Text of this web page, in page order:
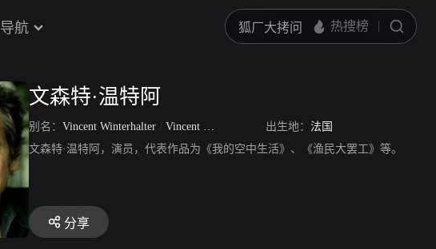
导航
文森特·温特阿
别名： Vincent Winterhalter / Vincent Winterhalter 出生地： 法国
文森特·温特阿，演员，代表作品为《我的空中生活》、《渔民大罢工》等。
分享